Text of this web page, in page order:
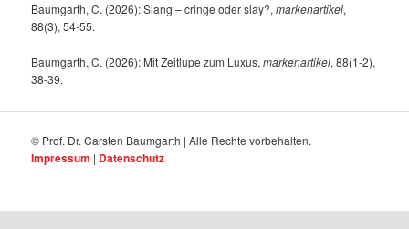
Baumgarth, C. (2026): Slang – cringe oder slay?,markenartikel,
88(3), 54-55.
Baumgarth, C. (2026): Mit Zeitlupe zum Luxus,markenartikel, 88(1-2),
38-39.
© Prof. Dr. Carsten Baumgarth | Alle Rechte vorbehalten.
Impressum | Datenschutz